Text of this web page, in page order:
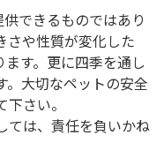
できるものではあり
さや性質が変化した
す。更に四季を通し
。大切なペットの安全
さい。
ては、責任を負いかね